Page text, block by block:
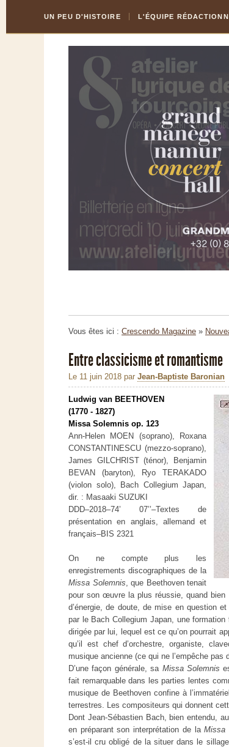
Content
la
UN PEU D'HISTOIRE L'ÉQUIPE
Vous êtes ici : Crescendo Magazine »
Entre classicisme et romantisme
Le 11 juin 2018 par Jean-Baptiste Baronian
Ludwig van BEETHOVEN
(1770 - 1827)
Missa Solemnis op. 123
Ann-Helen MOEN (soprano), Roxana
CONSTANTINESCU (mezzo-soprano),
James GILCHRIST (ténor), Benjamin
BEVAN (baryton), Ryo TERAKADO
(violon solo), Bach Collegium Japan,
dir. : Masaaki SUZUKI
DDD–2018–74’ 07’’–Textes de
présentation en anglais, allemand et
français–BIS 2321
On ne compte plus les
enregistrements discographiques de la
Missa Solemnis, que Beethoven tenait
pour son œuvre la plus réussie, quand
d’énergie, de doute, de mise en question
par le Bach Collegium Japan, une
dirigée par lui, lequel est ce qu’on pourrait
qu’il est chef d’orchestre, organiste,
musique ancienne (ce qui ne l’empêche
D’une façon générale, sa Missa Solemnis
fait remarquable dans les parties lentes
musique de Beethoven confine à
terrestres. Les compositeurs qui donnent
Dont Jean-Sébastien Bach, bien entendu,
en préparant son interprétation de laMissa
s’est-il cru obligé de la situer dans le